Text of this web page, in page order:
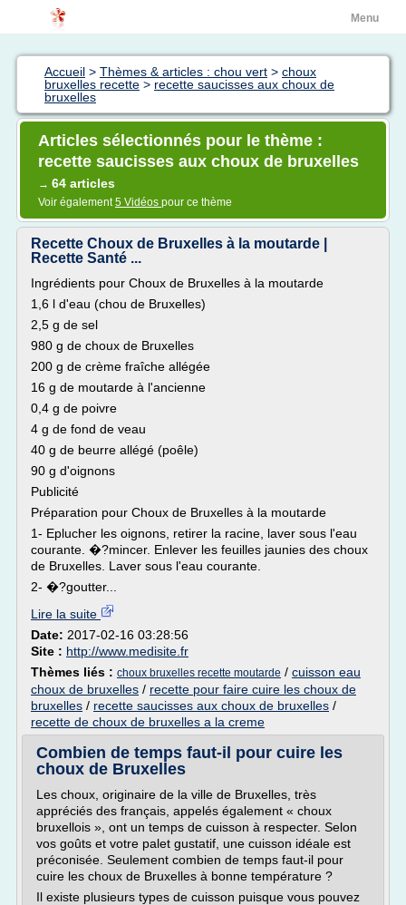
Menu
Accueil > Thèmes & articles : chou vert > choux
bruxelles recette > recette saucisses aux choux de
bruxelles
Articles sélectionnés pour le thème :
recette saucisses aux choux de bruxelles
→ 64 articles
Voir également5 Vidéos pour ce thème
Recette Choux de Bruxelles à la moutarde |
Recette Santé ...
Ingrédients pour Choux de Bruxelles à la moutarde
1,6 l d'eau (chou de Bruxelles)
2,5 g de sel
980 g de choux de Bruxelles
200 g de crème fraîche allégée
16 g de moutarde à l'ancienne
0,4 g de poivre
4 g de fond de veau
40 g de beurre allégé (poêle)
90 g d'oignons
Publicité
Préparation pour Choux de Bruxelles à la moutarde
1- Eplucher les oignons, retirer la racine, laver sous l'eau
courante. �?mincer. Enlever les feuilles jaunies des choux
de Bruxelles. Laver sous l'eau courante.
2- �?goutter...
Lire la suite
Date: 2017-02-16 03:28:56
Site : http://www.medisite.fr
Thèmes liés : choux bruxelles recette moutarde / cuisson eau
choux de bruxelles / recette pour faire cuire les choux de
bruxelles / recette saucisses aux choux de bruxelles /
recette de choux de bruxelles a la creme
Combien de temps faut-il pour cuire les
choux de Bruxelles
Les choux, originaire de la ville de Bruxelles, très
appréciés des français, appelés également « choux
bruxellois », ont un temps de cuisson à respecter. Selon
vos goûts et votre palet gustatif, une cuisson idéale est
préconisée. Seulement combien de temps faut-il pour
cuire les choux de Bruxelles à bonne température ?
Il existe plusieurs types de cuisson puisque vous pouvez